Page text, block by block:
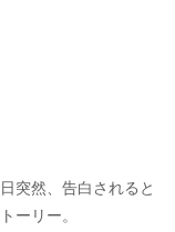
突然、告白されると
ーリー。